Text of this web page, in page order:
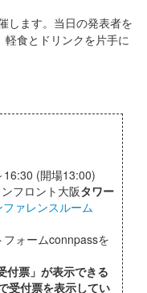
します。当日の発表者を
食とドリンクを片手に
(開場13:00)
フロント大阪タワー
ァレンスルーム
ォームconnpassを
票」が表示できる
受付票を表示してい